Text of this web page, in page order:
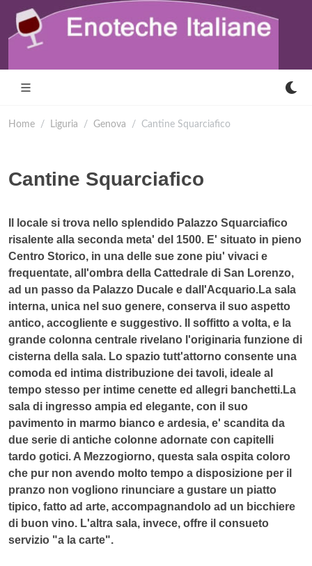
Home Liguria Genova Cantine Squarciafico
Cantine Squarciafico
Il locale si trova nello splendido Palazzo Squarciafico
risalente alla seconda meta' del 1500. E' situato in pieno
Centro Storico, in una delle sue zone piu' vivaci e
frequentate, all'ombra della Cattedrale di San Lorenzo,
ad un passo da Palazzo Ducale e dall'Acquario.La sala
interna, unica nel suo genere, conserva il suo aspetto
antico, accogliente e suggestivo. Il soffitto a volta, e la
grande colonna centrale rivelano l'originaria funzione di
cisterna della sala. Lo spazio tutt'attorno consente una
comoda ed intima distribuzione dei tavoli, ideale al
tempo stesso per intime cenette ed allegri banchetti.La
sala di ingresso ampia ed elegante, con il suo
pavimento in marmo bianco e ardesia, e' scandita da
due serie di antiche colonne adornate con capitelli
tardo gotici. A Mezzogiorno, questa sala ospita coloro
che pur non avendo molto tempo a disposizione per il
pranzo non vogliono rinunciare a gustare un piatto
tipico, fatto ad arte, accompagnandolo ad un bicchiere
di buon vino. L'altra sala, invece, offre il consueto
servizio "a la carte".